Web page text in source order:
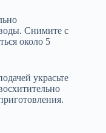
Снимите с
около 5
украсьте